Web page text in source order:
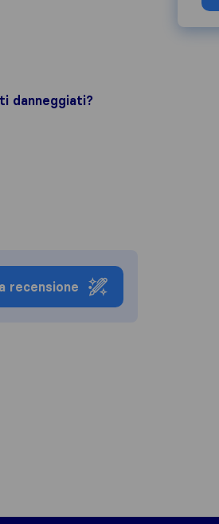
danneggiati?
recensione